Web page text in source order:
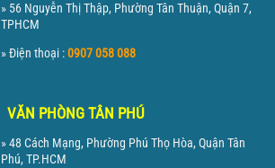
» 56 Nguyễn Thị Thập, Phường Tân Thuận, Quận 7,
TPHCM
» Điện thoại :0907 058 088
VĂN PHÒNG TÂN PHÚ
» 48 Cách Mạng, Phường Phú Thọ Hòa, Quận Tân
Phú, TP.HCM